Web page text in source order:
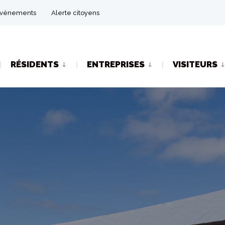
Alerte citoyens
RÉSIDENTS ENTREPRISES VISITEURS